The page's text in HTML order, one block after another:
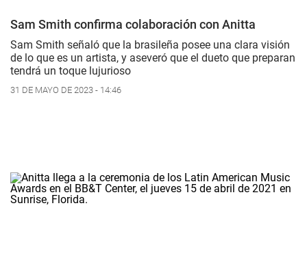
Sam Smith confirma colaboración con Anitta
Sam Smith señaló que la brasileña posee una clara visión
de lo que es un artista, y aseveró que el dueto que preparan
tendrá un toque lujurioso
31 DE MAYO DE 2023 - 14:46